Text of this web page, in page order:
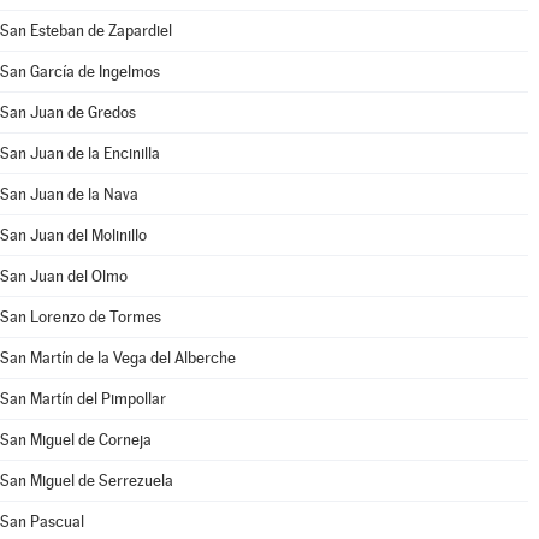
San Esteban de Zapardiel
San García de Ingelmos
San Juan de Gredos
San Juan de la Encinilla
San Juan de la Nava
San Juan del Molinillo
San Juan del Olmo
San Lorenzo de Tormes
San Martín de la Vega del Alberche
San Martín del Pimpollar
San Miguel de Corneja
San Miguel de Serrezuela
San Pascual